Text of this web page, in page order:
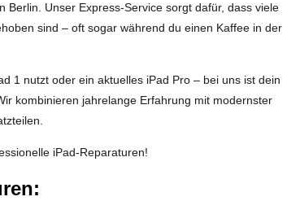
Berlin. Unser Express-Service sorgt dafür, dass viele
sind – oft sogar während du einen Kaffee in der
1 nutzt oder ein aktuelles iPad Pro – bei uns ist dein
kombinieren jahrelange Erfahrung mit modernster
iPad-Reparaturen!